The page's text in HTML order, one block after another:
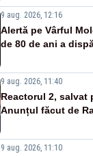
9 aug. 2026, 12:16
Alertă pe Vârful
de 80 de ani a
9 aug. 2026, 11:40
Reactorul 2, salvat
Anunțul făcut de
9 aug. 2026, 11:10